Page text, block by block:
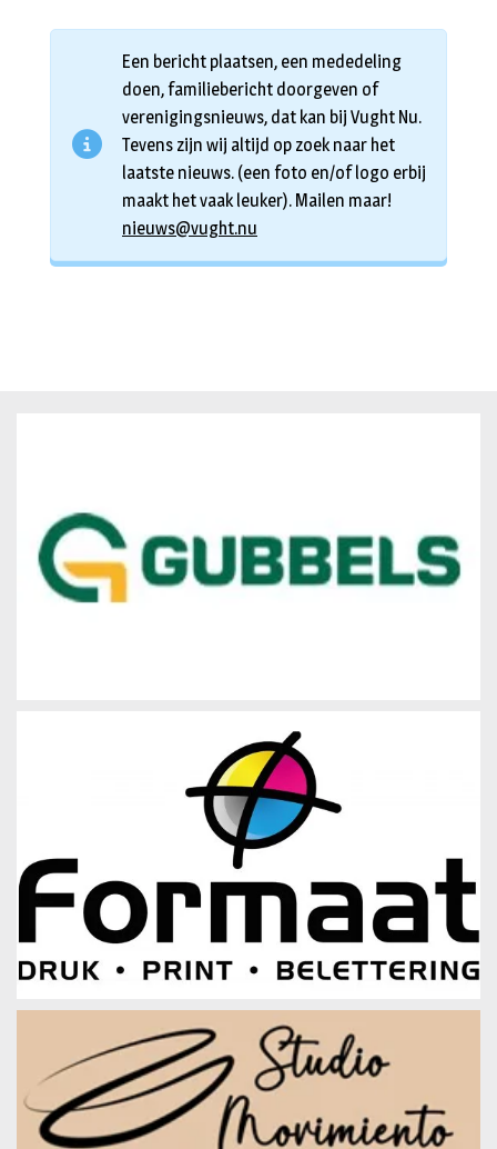
Een bericht plaatsen, een mededeling
doen, familiebericht doorgeven of
verenigingsnieuws, dat kan bij Vught Nu.
Tevens zijn wij altijd op zoek naar het
laatste nieuws. (een foto en/of logo erbij
maakt het vaak leuker). Mailen maar!
nieuws@vught.nu